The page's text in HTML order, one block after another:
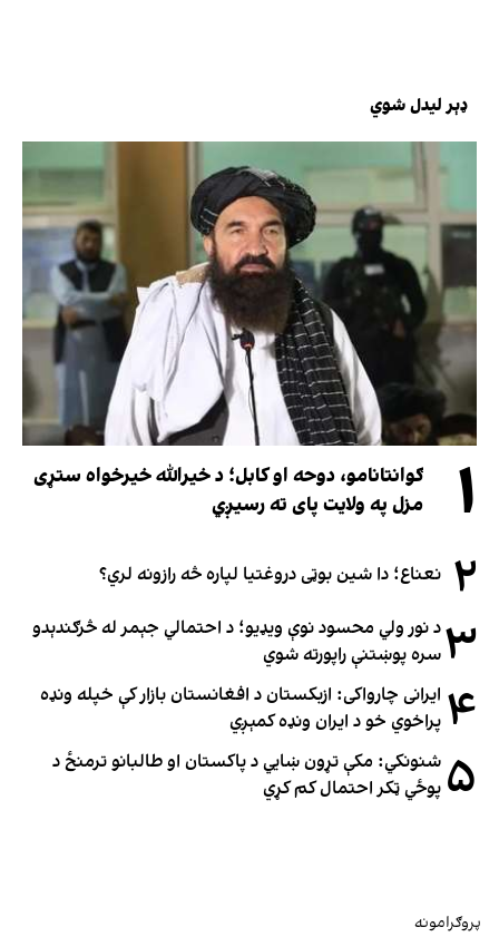
ډېر لیدل شوي
۱
ګوانتانامو، دوحه او کابل؛ د خیرالله خیرخواه ستړی
مزل په ولایت پای ته رسیږي
۲ نعناع؛ دا شین بوټی دروغتیا لپاره څه رازونه لري؟
۳د نور ولي محسود نوې ویډیو؛ د احتمالي جېمر له څرګندېدو
سره پوښتنې راپورته شوي
۴ ایرانی چارواکی: ازبکستان د افغانستان بازار کې خپله ونډه
پراخوي خو د ایران ونډه کمېږي
۵ شنونکي: مکې تړون ښايي د پاکستان او طالبانو ترمنځ د
پوځي ټکر احتمال کم کړي
پروګرامونه